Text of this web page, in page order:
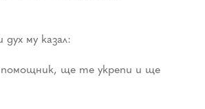
му казал:
ще те укрепи и ще